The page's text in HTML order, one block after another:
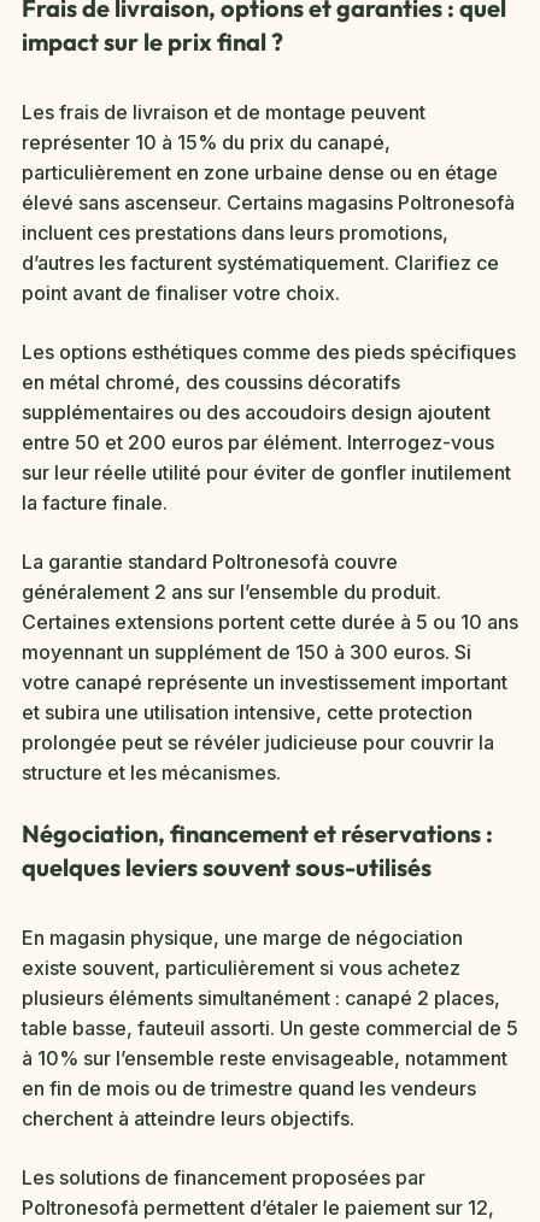
Frais de livraison, options et garanties : quel
impact sur le prix final ?
Les frais de livraison et de montage peuvent
représenter 10 à 15% du prix du canapé,
particulièrement en zone urbaine dense ou en étage
élevé sans ascenseur. Certains magasins Poltronesofà
incluent ces prestations dans leurs promotions,
d’autres les facturent systématiquement. Clarifiez ce
point avant de finaliser votre choix.
Les options esthétiques comme des pieds spécifiques
en métal chromé, des coussins décoratifs
supplémentaires ou des accoudoirs design ajoutent
entre 50 et 200 euros par élément. Interrogez-vous
sur leur réelle utilité pour éviter de gonfler inutilement
la facture finale.
La garantie standard Poltronesofà couvre
généralement 2 ans sur l’ensemble du produit.
Certaines extensions portent cette durée à 5 ou 10 ans
moyennant un supplément de 150 à 300 euros. Si
votre canapé représente un investissement important
et subira une utilisation intensive, cette protection
prolongée peut se révéler judicieuse pour couvrir la
structure et les mécanismes.
Négociation, financement et réservations :
quelques leviers souvent sous-utilisés
En magasin physique, une marge de négociation
existe souvent, particulièrement si vous achetez
plusieurs éléments simultanément : canapé 2 places,
table basse, fauteuil assorti. Un geste commercial de 5
à 10% sur l’ensemble reste envisageable, notamment
en fin de mois ou de trimestre quand les vendeurs
cherchent à atteindre leurs objectifs.
Les solutions de financement proposées par
Poltronesofà permettent d’étaler le paiement sur 12,